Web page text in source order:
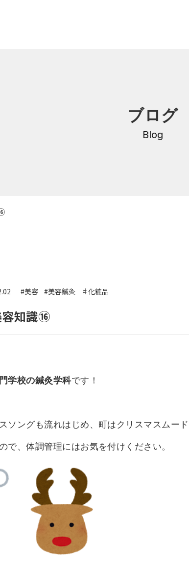
就職サポート
介護支援専
公共職業
ブログ
Blog
#美容 #美容鍼灸 ♯化粧品
容知識⑯
学校の鍼灸学科です！
ソングも流れはじめ、町はクリスマスムー
で、体調管理にはお気を付けください。